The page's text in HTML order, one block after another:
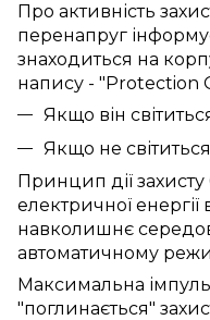
Про активність
перенапруг
знаходиться на
напису - "Protection
Якщо він
Якщо не
Принцип дії
електричної енергії
навколишнє
автоматичному
Максимальна
"поглинається"